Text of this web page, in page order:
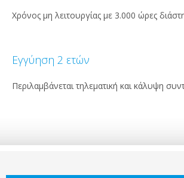
Χρόνος μη λειτουργίας με 3.000 ώρες
Εγγύηση 2 ετών
Περιλαμβάνεται τηλεματική και κάλυψη